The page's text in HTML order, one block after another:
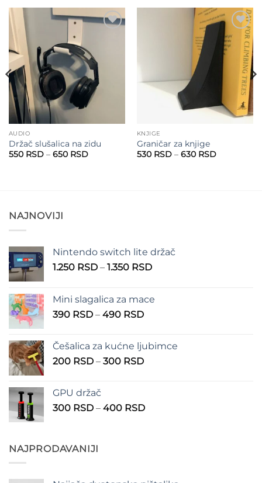
AUDIO
Držač slušalica na zidu
550 RSD – 650 RSDRaspon
Add to
wishlist
KNJIGE
Graničar za knjige
530 RSD – 630 RSDRaspon
NAJNOVIJI
Nintendo switch lite držač
1.250 RSD – 1.350 RSDRaspon
1.250 RSD
Mini slagalica za mace
390 RSD – 490 RSDRaspon
390 RSD
do
Češalica za kućne ljubimce
200 RSD – 300 RSDRaspon
do
GPU držač
300 RSD – 400 RSDRaspon
NAJPRODAVANIJI